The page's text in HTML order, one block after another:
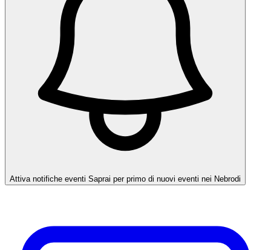
Attiva notifiche eventi Saprai per primo di nuovi eventi nei Nebrodi